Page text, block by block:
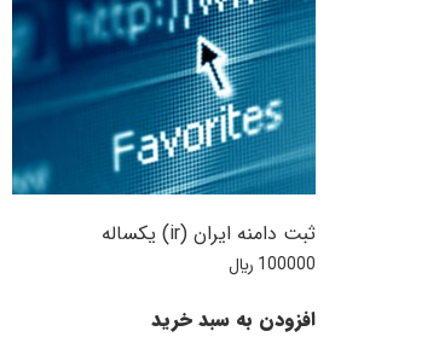
ثبت دامنه ایران (ir) یکساله
100000 ﷼
افزودن به سبد خرید